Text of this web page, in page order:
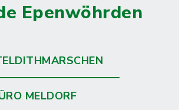
Epenwöhrden
MELDORF